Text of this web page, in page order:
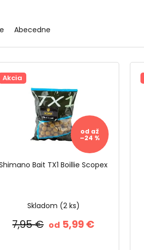
Abecedne
Akcia
od až
–24 %
Bait TX1 Boillie Scopex
Skladom (2 ks)
od 5,99 €
7,95 €